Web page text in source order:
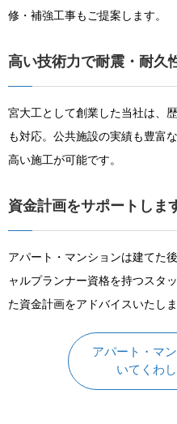
修・補強工事もご提案します。
高い技術力で耐震・耐久
宮大工として創業した当社は、
も対応。公共施設の実績も豊富
高い施工が可能です。
資金計画をサポートしま
アパート・マンションは建てた
ャルプランナー資格を持つスタ
た資金計画をアドバイスいたしま
アパート・マ
いてくわ